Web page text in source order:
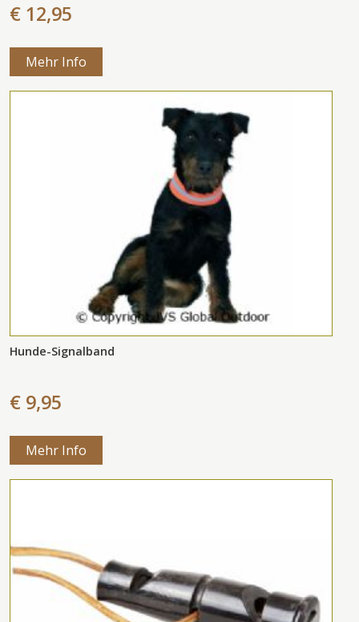
€ 12,95
Mehr Info
Hunde-Signalband
€ 9,95
Mehr Info